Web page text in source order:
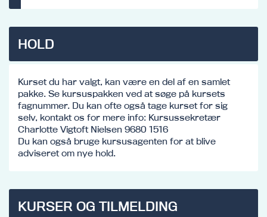
HOLD
Kurset du har valgt, kan være en del af en samlet
pakke. Se kursuspakken ved at søge på kursets
fagnummer. Du kan ofte også tage kurset for sig
selv, kontakt os for mere info: Kursussekretær
Charlotte Vigtoft Nielsen 9680 1516
Du kan også bruge kursusagenten for at blive
adviseret om nye hold.
KURSER OG TILMELDING